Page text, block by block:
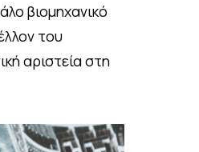
βιομηχανικό
του
αριστεία στη